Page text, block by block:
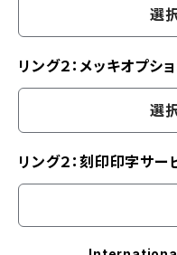
選
リング２：メッキオプシ
選
リング２：刻印印字サ